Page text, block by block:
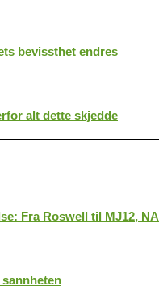
bevissthet endres
alt dette skjedde
Fra Roswell til MJ12,